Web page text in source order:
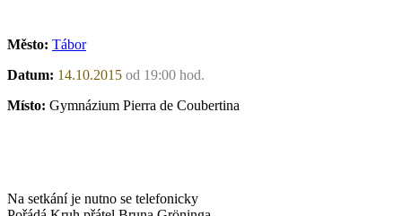
Město: Tábor
Datum: 14.10.2015 od 19:00 hod.
Místo: Gymnázium Pierra de Coubertina
Na setkání je nutno se telefonicky